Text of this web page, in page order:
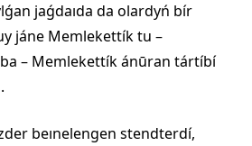
jaǵdaıda da olardyń bír
jáne Memlekettík tu –
– Memlekettík ánūran tártíbí
beınelengen stendterdí,